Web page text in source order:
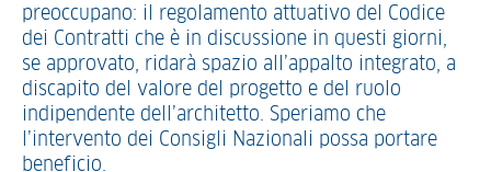
preoccupano: il regolamento attuativo del Codice
dei Contratti che è in discussione in questi giorni,
se approvato, ridarà spazio all’appalto integrato, a
discapito del valore del progetto e del ruolo
indipendente dell’architetto. Speriamo che
l’intervento dei Consigli Nazionali possa portare
beneficio.